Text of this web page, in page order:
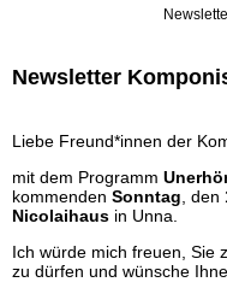
Newsletter
Liebe Freund*innen der
mit dem Programm
kommenden Sonntag , den
Nicolaihaus in Unna.
Ich würde mich freuen, Sie
zu dürfen und wünsche